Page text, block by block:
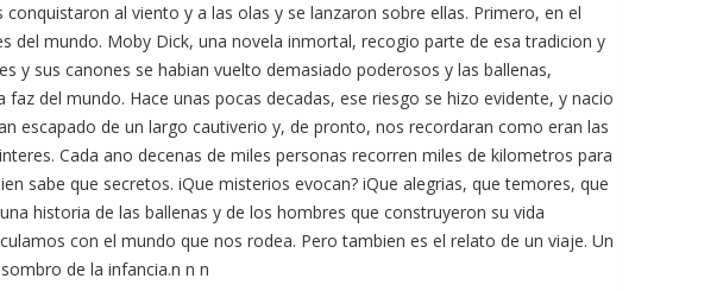
al viento y a las olas y se lanzaron sobre ellas. Primero, en el
del mundo. Moby Dick, una novela inmortal, recogio parte de esa tradicion y
y sus canones se habian vuelto demasiado poderosos y las ballenas,
del mundo. Hace unas pocas decadas, ese riesgo se hizo evidente, y nacio
escapado de un largo cautiverio y, de pronto, nos recordaran como eran las
Cada ano decenas de miles personas recorren miles de kilometros para
sabe que secretos. iQue misterios evocan? iQue alegrias, que temores, que
historia de las ballenas y de los hombres que construyeron su vida
con el mundo que nos rodea. Pero tambien es el relato de un viaje. Un
de la infancia.n n n